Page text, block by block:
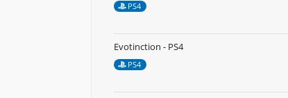
PS4
Evotinction - PS4
PS4